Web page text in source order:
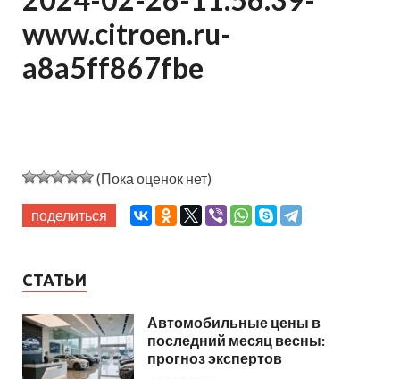
www.citroen.ru-
a8a5ff867fbe
(Пока оценок нет)
поделиться
СТАТЬИ
Автомобильные цены в
последний месяц весны:
прогноз экспертов